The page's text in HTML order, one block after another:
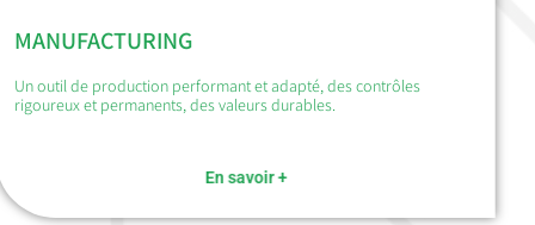
MANUFACTURING
Un outil de production performant et adapté, des contrôles
rigoureux et permanents, des valeurs durables.
En savoir +